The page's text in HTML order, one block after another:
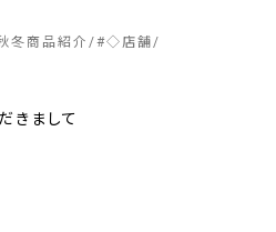
冬商品紹介 #◇店舗
まして